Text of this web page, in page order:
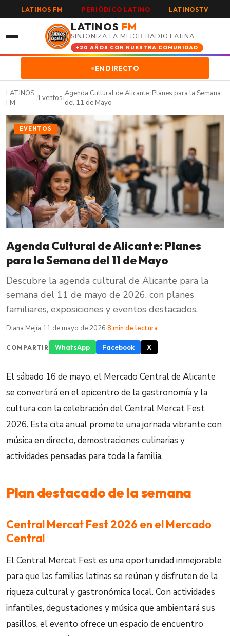
LATINOS FM PERIÓDICO LATINO LATINOSTV
LATINOS FM
SINTONIZA LA MEJOR RADIO LATINA
+20 AÑOS CON NUESTRA COMUNIDAD
EN DIRECTO
LATINOS
FM
/Eventos/Agenda Cultural de Alicante: Planes para la Semana
del 11 de Mayo
EVENTOS
Agenda Cultural de Alicante: Planes
para la Semana del 11 de Mayo
Descubre la agenda cultural de Alicante para la
semana del 11 de mayo de 2026, con planes
familiares, exposiciones y eventos destacados.
Diana Mejía·11 de mayo de 2026·8 min de lectura
COMPARTIR WhatsApp Facebook X
El sábado 16 de mayo, el Mercado Central de Alicante
se convertirá en el epicentro de la gastronomía y la
cultura con la celebración del Central Mercat Fest
2026. Esta cita anual promete una jornada vibrante con
música en directo, demostraciones culinarias y
actividades pensadas para toda la familia.
Plan destacado de la semana
Central Mercat Fest 2026 en el Mercado
Central
El Central Mercat Fest es una oportunidad inmejorable
para que las familias latinas se reúnan y disfruten de la
riqueza cultural y gastronómica local. Con actividades
infantiles, degustaciones y música que ambientará sus
pasillos, el evento ofrece un espacio de encuentro